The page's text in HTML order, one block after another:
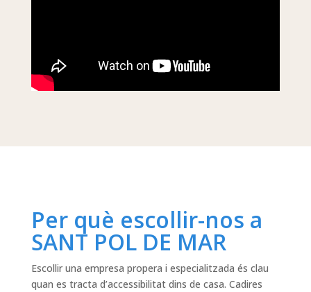
Per què escollir-nos a
SANT POL DE MAR
Escollir una empresa propera i especialitzada és clau
quan es tracta d’accessibilitat dins de casa. Cadires